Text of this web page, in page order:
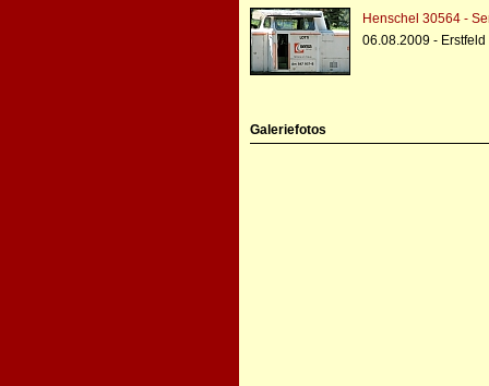
Henschel 30564 -
06.08.2009 - Erstfeld
Galeriefotos